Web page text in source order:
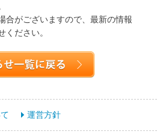
合がございますので、最新の情報
ください。
運営方針